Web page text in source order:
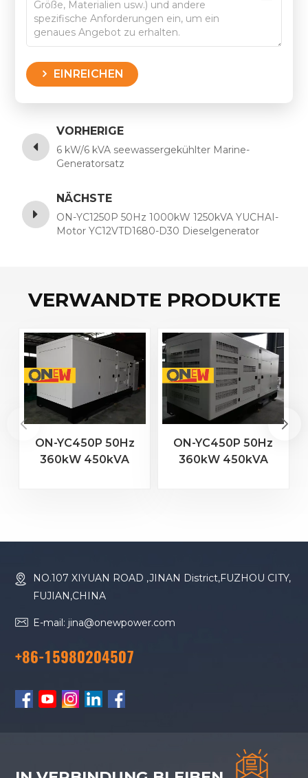
EINREICHEN
VORHERIGE
6 kW/6 kVA seewassergekühlter Marine-
Generatorsatz
NÄCHSTE
ON-YC1250P 50Hz 1000kW 1250kVA YUCHAI-
Motor YC12VTD1680-D30 Dieselgenerator
VERWANDTE PRODUKTE
ON-YC450P 50Hz
360kW 450kVA
ON-YC450P 50Hz
360kW 450kVA
NO.107 XIYUAN ROAD ,JINAN District,FUZHOU CITY,
FUJIAN,CHINA
E-mail: jina@onewpower.com
+86-15980204507